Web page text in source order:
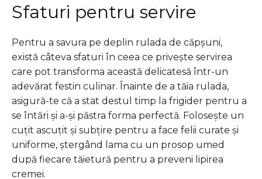
Sfaturi pentru servire
Pentru a savura pe deplin rulada de căpșuni,
există câteva sfaturi în ceea ce privește servirea
care pot transforma această delicatesă într-un
adevărat festin culinar. Înainte de a tăia rulada,
asigură-te că a stat destul timp la frigider pentru a
se întări și a-și păstra forma perfectă. Folosește un
cuțit ascuțit și subțire pentru a face felii curate și
uniforme, ștergând lama cu un prosop umed
după fiecare tăietură pentru a preveni lipirea
cremei.